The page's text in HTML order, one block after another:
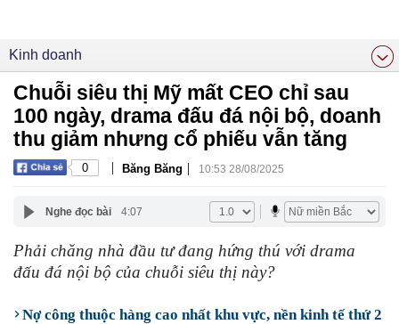
Kinh doanh
Chuỗi siêu thị Mỹ mất CEO chỉ sau
100 ngày, drama đấu đá nội bộ, doanh
thu giảm nhưng cổ phiếu vẫn tăng
0 | Băng Băng | 10:53 28/08/2025
Nghe đọc bài 4:07
Phải chăng nhà đầu tư đang hứng thú với drama
đấu đá nội bộ của chuỗi siêu thị này?
Nợ công thuộc hàng cao nhất khu vực, nền kinh tế thứ 2